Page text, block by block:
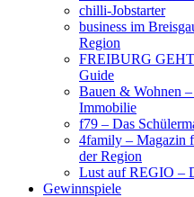
chilli-Jobstarter
business im
Region
FREIBURG
Guide
Bauen & Wohnen
Immobilie
f79 – Das
4family – Magazin
der Region
Lust auf REGIO –
Gewinnspiele